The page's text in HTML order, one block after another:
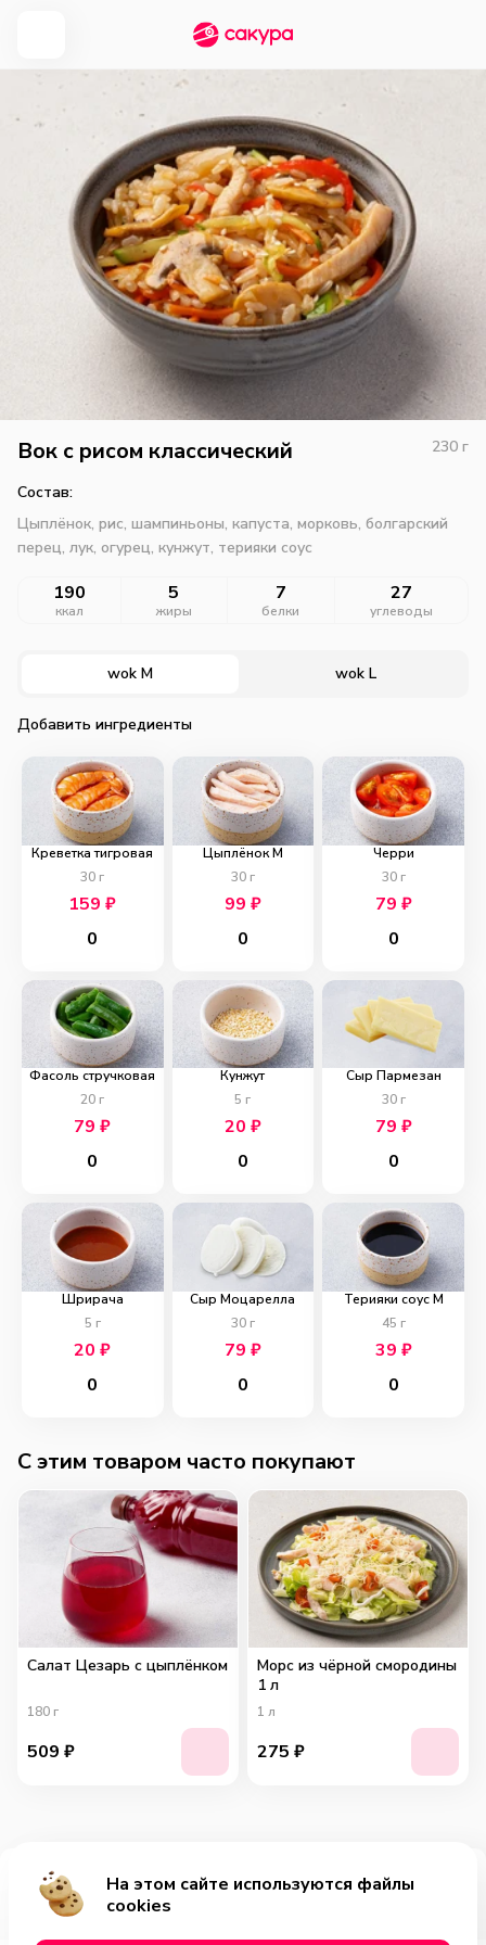
Вок с рисом классический 230 г
Состав:
Цыплёнок, рис, шампиньоны, капуста, морковь, болгарский
перец, лук, огурец, кунжут, терияки соус
190
ккал
5
жиры
7
белки
27
углеводы
wok M wok L
Добавить ингредиенты
Креветка тигровая
30 г
159₽
0
Цыплёнок M
30г
99 ₽
0
Черри
30г
79 ₽
0
Фасоль стручковая
20 г
79₽
0
Кунжут
5 г
20 ₽
0
Сыр Пармезан
30г
79 ₽
0
Шрирача
5 г
20₽
0
Сыр Моцарелла
30г
79 ₽
0
Терияки соус M
45 г
39 ₽
0
Добавить за 419₽
C этим товаром часто покупают
Салат Цезарь с цыплёнком
180 г
509 ₽
Морс из чёрной смородины
1 л
1 л
275 ₽
На этом сайте используются файлы
cookies